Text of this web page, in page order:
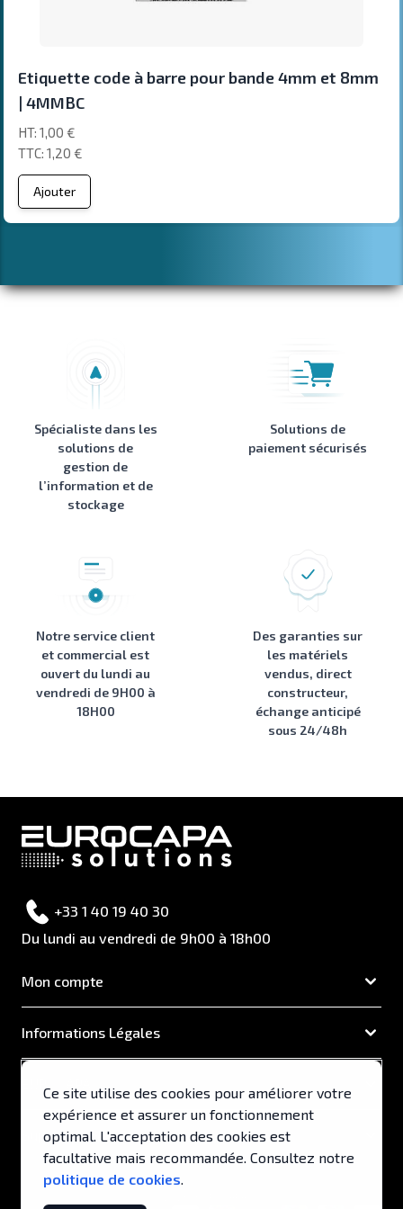
Etiquette code à barre pour bande 4mm et 8mm
| 4MMBC
1,20 €
1,00 €
Ajouter
Spécialiste dans les
solutions de
gestion de
l’information et de
stockage
Solutions de
paiement sécurisés
Notre service client
et commercial est
ouvert du lundi au
vendredi de 9H00 à
18H00
Des garanties sur
les matériels
vendus, direct
constructeur,
échange anticipé
sous 24/48h
+33 1 40 19 40 30
Du lundi au vendredi de 9h00 à 18h00
Mon compte
Informations Légales
Support & Services
Ce site utilise des cookies pour améliorer votre
expérience et assurer un fonctionnement
optimal. L'acceptation des cookies est
facultative mais recommandée. Consultez notre
politique de cookies.